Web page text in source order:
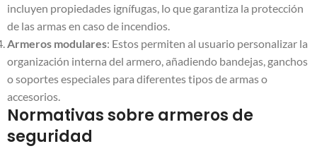
incluyen propiedades ignífugas, lo que garantiza la protección
de las armas en caso de incendios.
Armeros modulares: Estos permiten al usuario personalizar la
organización interna del armero, añadiendo bandejas, ganchos
o soportes especiales para diferentes tipos de armas o
accesorios.
Normativas sobre armeros de
seguridad